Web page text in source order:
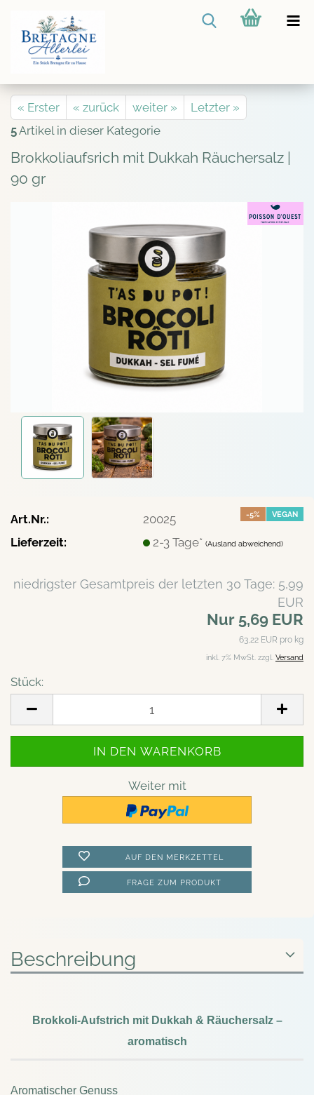
« Erster « zurück weiter »
Letzter »
5Artikel in dieser Kategorie
Brokkoliaufsrich mit Dukkah Räuchersalz |
90 gr
-5% VEGAN
Art.Nr.:
20025
Lieferzeit:
2-3 Tage*(Ausland abweichend)
niedrigster Gesamtpreis der letzten 30 Tage: 5,99
EUR
Nur 5,69 EUR
63,22 EUR pro kg
inkl. 7% MwSt. zzgl. Versand
Stück:
Weiter mit
AUF DEN MERKZETTEL
FRAGE ZUM PRODUKT
Beschreibung
Brokkoli-Aufstrich mit Dukkah & Räuchersalz –
aromatisch
Aromatischer Genuss